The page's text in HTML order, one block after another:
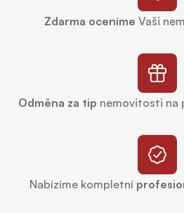
Zdarma oceníme Vaši
Odměna za tip nemovitosti na
Nabízíme kompletní